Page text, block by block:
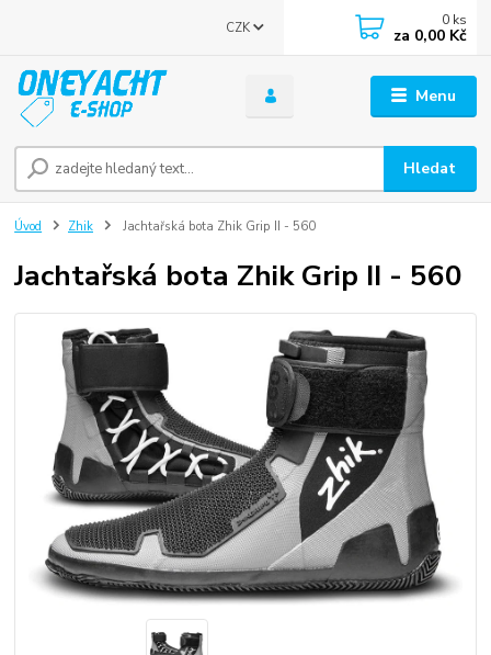
Menu
CZK
Hledat
0 ks
za 0,00 Kč
Úvod Zhik Jachtařská bota Zhik Grip II - 560
Jachtařská bota Zhik Grip II - 560